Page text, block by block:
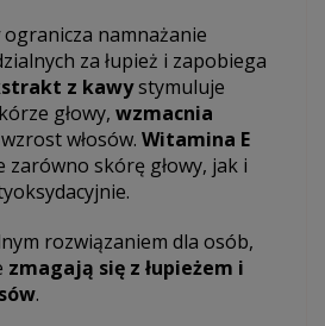
ogranicza namnażanie
za łupież i zapobiega
z kawystymuluje
głowy, wzmacnia
włosów. Witamina E
skórę głowy, jak i
rozwiązaniem dla osób,
zmagają się z łupieżem i
.